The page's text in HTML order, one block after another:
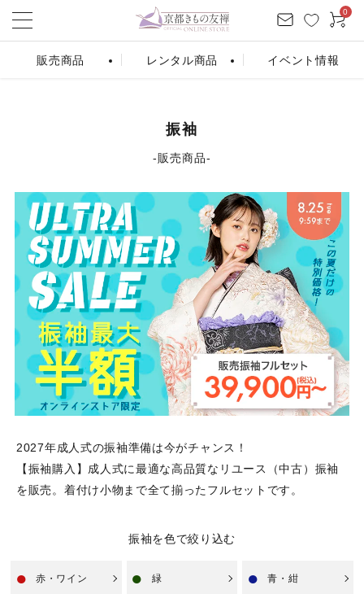
0
販売商品 レンタル商品 イベント情報
シーンから探す
カテゴリーから探す
商品を検索する
ご利用方法について
バーチャル試着Room
オンライン接客について
法人専用オンラインストア
よくあるご質問
振袖
‐販売商品‐
2027年成人式の振袖準備は今がチャンス！
【振袖購入】成人式に最適な高品質なリユース（中古）振袖
を販売。着付け小物まで全て揃ったフルセットです。
振袖を色で絞り込む
赤・ワイン 緑 青・紺